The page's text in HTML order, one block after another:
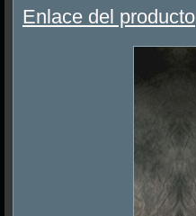
Enlace del producto